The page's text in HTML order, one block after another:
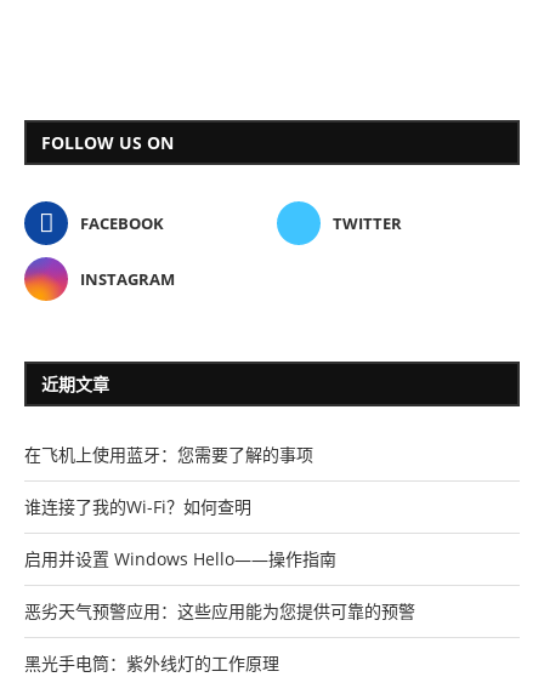
FOLLOW US ON
FACEBOOK TWITTER
INSTAGRAM
近期文章
在飞机上使用蓝牙：您需要了解的事项
谁连接了我的Wi-Fi？如何查明
启用并设置 Windows Hello——操作指南
恶劣天气预警应用：这些应用能为您提供可靠的预警
黑光手电筒：紫外线灯的工作原理